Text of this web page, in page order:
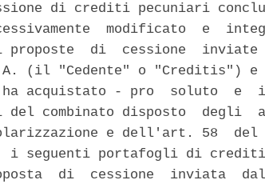
di crediti pecuniari
modificato  e
proposte  di  cessione
(il "Cedente" o "Creditis") e
ha acquistato - pro  soluto  e
combinato disposto  degli
e dell'art. 58  del
i seguenti portafogli di
di  cessione  inviata